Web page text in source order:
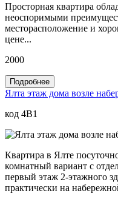
Просторная квартира
неоспоримыми
месторасположение и
цене...
2000
Подробнее
Ялта этаж дома возле
код 4B1
Квартира в Ялте
комнатный вариант с
первый этаж 2-этажного
практически на